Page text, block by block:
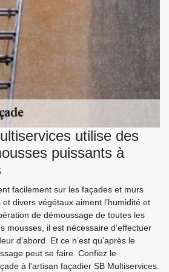
utilise des
puissants à
facilement sur les façades et murs
divers végétaux aiment l’humidité et
de démoussage de toutes les
mousses, il est nécessaire d’effectuer
d’abord. Et ce n’est qu’après le
peut se faire. Confiez le
à l’artisan façadier SB Multiservices.